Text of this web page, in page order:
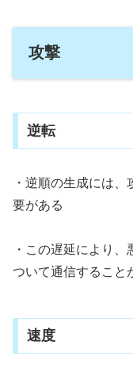
攻撃
逆転
・逆順の生成には
要がある
・この遅延により
ついて通信すること
速度